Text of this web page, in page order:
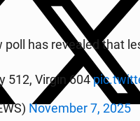
has re­ve­aled that
512, Virgin 604
No­vem­ber 7, 2025